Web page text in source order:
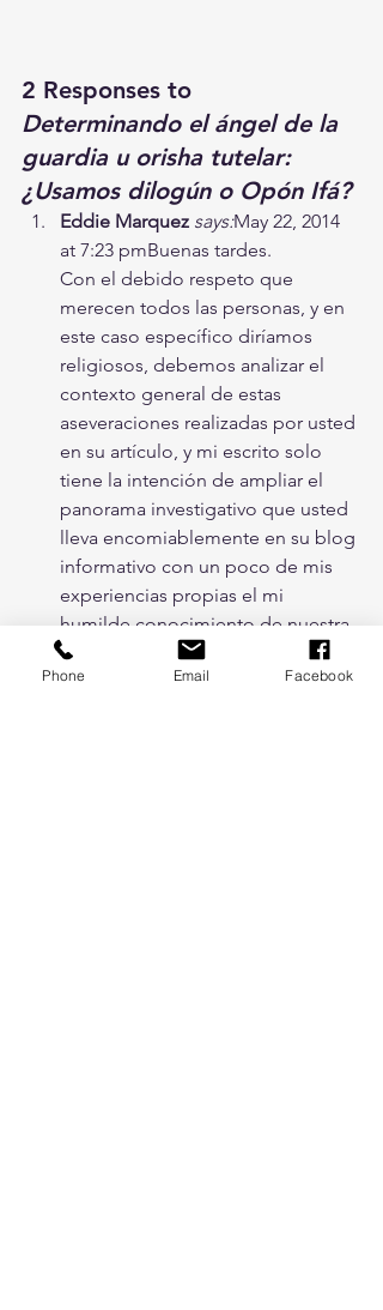
2 Responses to
Determinando el ángel de la
guardia u orisha tutelar:
¿Usamos dilogún o Opón Ifá?
Eddie Marquez says:May 22, 2014
at 7:23 pmBuenas tardes.
Con el debido respeto que
merecen todos las personas, y en
este caso específico diríamos
religiosos, debemos analizar el
contexto general de estas
aseveraciones realizadas por usted
en su artículo, y mi escrito solo
tiene la intención de ampliar el
panorama investigativo que usted
lleva encomiablemente en su blog
informativo con un poco de mis
experiencias propias el mi
humilde conocimiento de nuestra
religión, con lo cual Hago de
inicio algunas aclaratorias que
Phone Email Facebook